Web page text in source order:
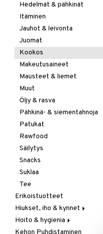
Hedelmät & pähkinät
Itäminen
Jauhot & leivonta
Juomat
Kookos
Makeutusaineet
Mausteet & liemet
Muut
Öljy & rasva
Pähkinä- & siementahnoja
Patukat
Rawfood
Säilytys
Snacks
Suklaa
Tee
Erikoistuotteet
Hiukset, iho & kynnet
Aurinko & pigmentti
Hiukset
Hoito & hygienia
Aurinkosuoja
Kehon Puhdistaminen